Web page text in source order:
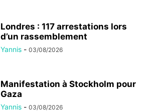
Londres : 117 arrestations lors
d’un rassemblement
Yannis - 03/08/2026
Manifestation à Stockholm pour
Gaza
Yannis - 03/08/2026